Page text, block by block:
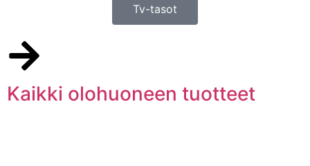
Tv-tasot
Kaikki olohuoneen tuotteet